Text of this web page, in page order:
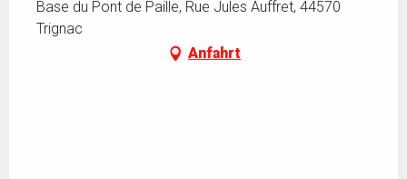
Base du Pont de Paille, Rue Jules Auffret, 44570
Trignac
Anfahrt